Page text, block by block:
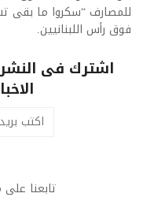
للمصارف “سكروا ما بقى
فوق رأس اللبنانيين.
اشترك فى
تابعنا